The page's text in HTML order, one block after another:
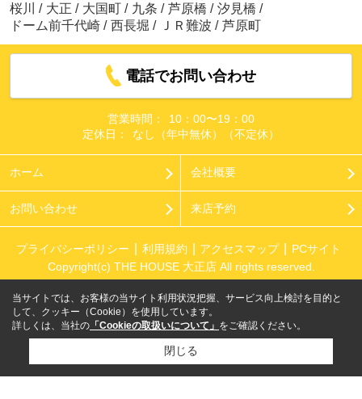
桜川
/ 大正 / 大国町 / 九条 / 芦原橋 / 汐見橋 /
ドーム前千代崎 / 西長堀 / ＪＲ難波 / 芦原町
電話でお問い合わせ
営業時間：
10：00〜19：00
定休日：
なし（年中無休）（不定休）
ホーム 会社概要
お問い合わせ 来店予約
プライバシーポリシー 利用規約 アクセスマップ
PCサイト
Copyright(c) THE HOUSE 大正店 All rights reserved.
当サイトでは、お客様の当サイト利用状況把握、サービス向上検討を目的と
して、クッキー（Cookie）を使用しています。
詳しくは、当社の 「Cookieの取扱いについて」 をご確認ください。
閉じる